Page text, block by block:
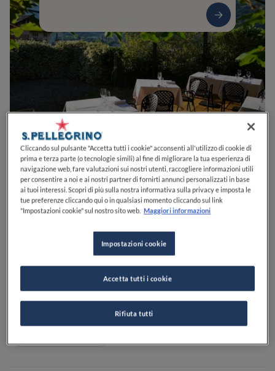
0 0 0 0 0
Via Monte Rosa, 11428876MacugnagaVBItalia
VEDI SULLA MAPPA
Cliccando sul pulsante "Accetta tutti i cookie" acconsenti all'utilizzo di cookie di
prima e terza parte (o tecnologie simili) al fine di migliorare la tua esperienza di
navigazione web, fare valutazioni sui nostri utenti, raccogliere informazioni utili
per consentire a noi e ai nostri partner di fornirti annunci personalizzati in base
ai tuoi interessi. Scopri di più sulla nostra informativa sulla privacy e imposta le
tue preferenze cliccando qui o in qualsiasi momento cliccando sul link
"Impostazioni cookie" sul nostro sito web. Maggiori informazioni
Impostazioni cookie
Rifiuta tutti
Accetta tutti i cookie